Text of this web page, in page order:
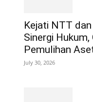
Kejati NTT
Sinergi
Pemulihan
July 30, 2026